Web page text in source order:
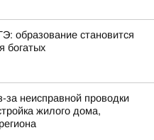
образование становится
богатых
за неисправной проводки
жилого дома,